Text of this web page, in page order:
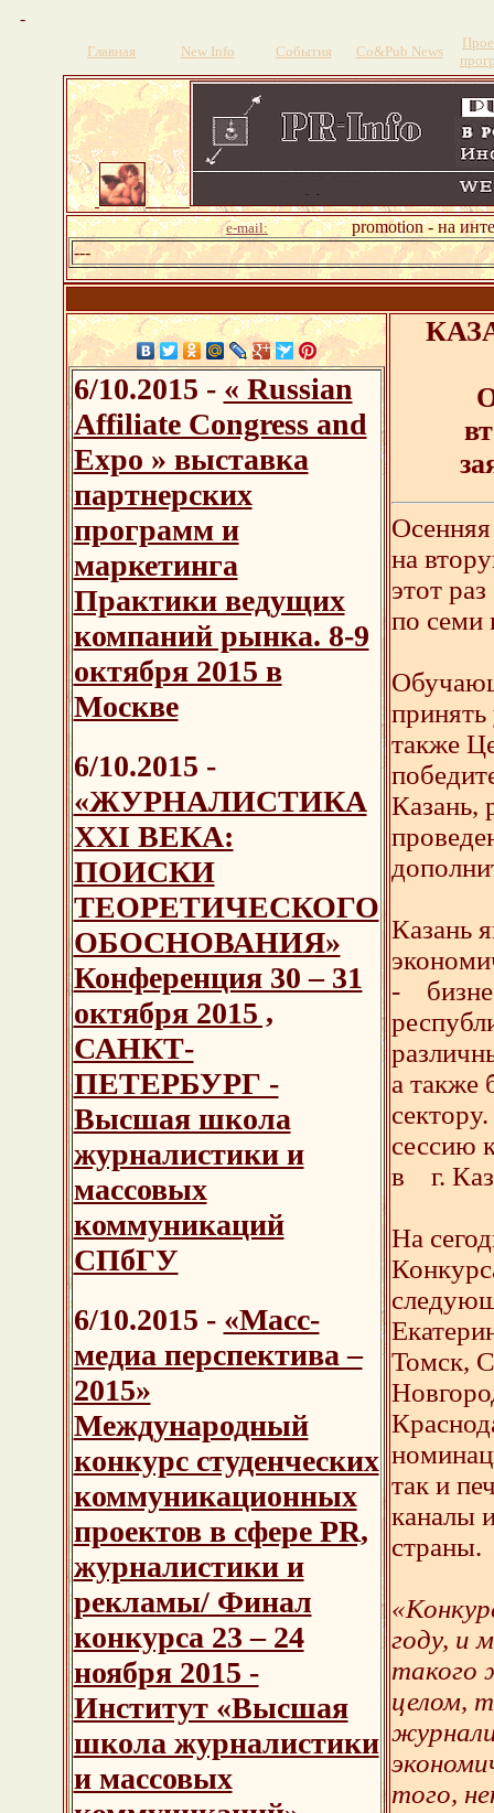
-
Главная New Info События Со&Pub News
e-mail:promotion - на
---
6/10.2015 - « Russian
Affiliate Congress and
Expo » выставка
партнерских
программ и
маркетинга
Практики ведущих
компаний рынка. 8-9
октября 2015 в
Москве
6/10.2015 -
«ЖУРНАЛИСТИКА
XXI ВЕКА:
ПОИСКИ
ТЕОРЕТИЧЕСКОГО
ОБОСНОВАНИЯ»
Конференция 30 – 31
октября 2015 ,
САНКТ-
ПЕТЕРБУРГ -
Высшая школа
журналистики и
массовых
коммуникаций
СПбГУ
6/10.2015 - «Масс-
медиа перспектива –
2015»
Международный
конкурс студенческих
коммуникационных
проектов в сфере PR,
журналистики и
рекламы/ Финал
конкурса 23 – 24
ноября 2015 -
Институт «Высшая
школа журналистики
и массовых
на
этот
по семи
также
Казань,
Казань
-
а также
сессию
в г.
На
Томск,
так и
каналы
страны.
году, и
такого
целом,
того,